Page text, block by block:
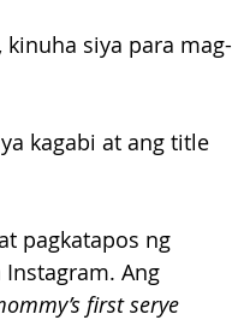
siya para mag-
kagabi at ang title
pagkatapos ng
Ang
first serye